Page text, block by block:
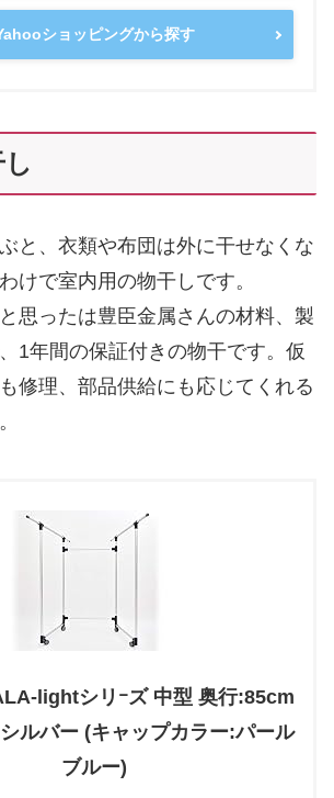
ショッピングから探す
と、衣類や布団は外に干せなくな
けで室内用の物干しです。
思ったは豊臣金属さんの材料、製
1年間の保証付きの物干です。仮
修理、部品供給にも応じてくれる
lightシリｰズ 中型 奥行:85cm
ルバー (キャップカラー:パール
ブルー)